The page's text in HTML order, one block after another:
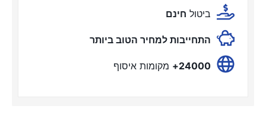
ביטול חינם
התחייבות למחיר הטוב ביותר
24000+ מקומות איסוף